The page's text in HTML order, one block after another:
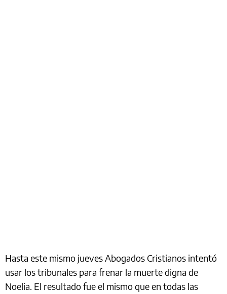
Hasta este mismo jueves Abogados Cristianos intentó
usar los tribunales para frenar la muerte digna de
Noelia. El resultado fue el mismo que en todas las